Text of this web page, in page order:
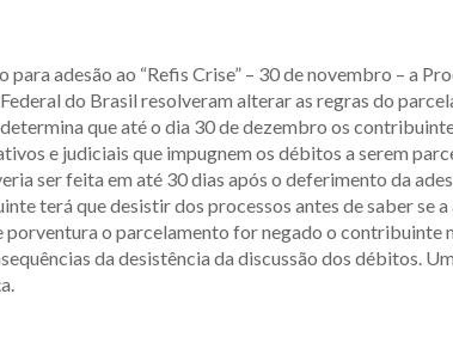
adesão ao “Refis Crise” – 30 de novembro – a
do Brasil resolveram alterar as regras do
que até o dia 30 de dezembro os
e judiciais que impugnem os débitos a serem
ser feita em até 30 dias após o deferimento da
terá que desistir dos processos antes de saber se
porventura o parcelamento for negado o contribuinte
da desistência da discussão dos débitos.